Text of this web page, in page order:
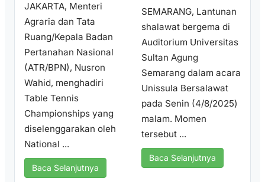
JAKARTA, Menteri
Agraria dan Tata
Ruang/Kepala Badan
Pertanahan Nasional
(ATR/BPN), Nusron
Wahid, menghadiri
Table Tennis
Championships yang
diselenggarakan oleh
National ...
Baca Selanjutnya
SEMARANG, Lantunan
shalawat bergema di
Auditorium Universitas
Sultan Agung
Semarang dalam acara
Unissula Bersalawat
pada Senin (4/8/2025)
malam. Momen
tersebut ...
Baca Selanjutnya